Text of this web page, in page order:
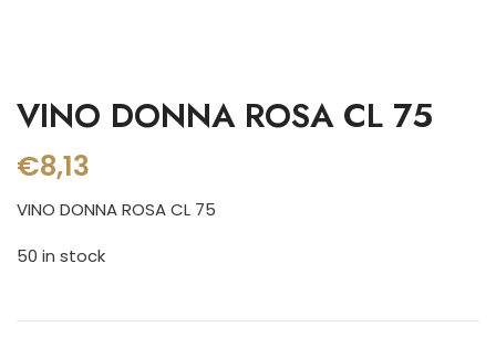
VINO DONNA ROSA CL 75
€8,13
VINO DONNA ROSA CL 75
50 in stock